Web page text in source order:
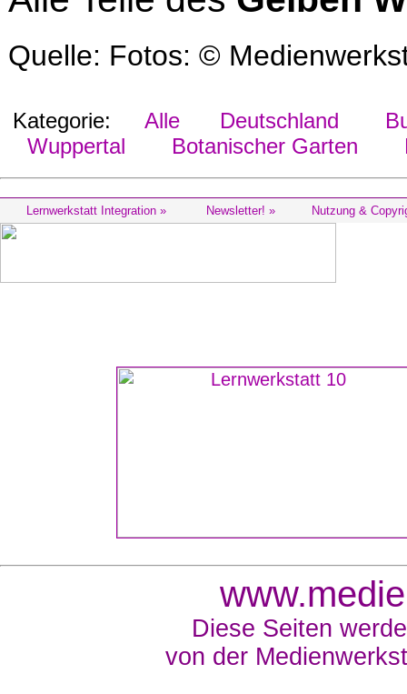
Quelle: Fotos: ©
Kategorie: Alle Deutschland
Wuppertal
Botanischer Garten
Lernwerkstatt Integration » Newsletter! » Nutzung &
Diese Seiten
von der